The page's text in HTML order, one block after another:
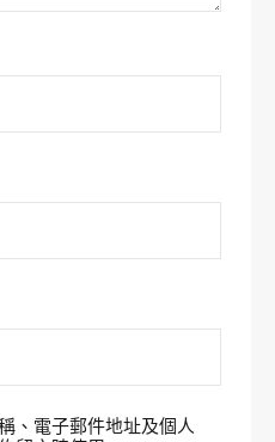
、電子郵件地址及個人